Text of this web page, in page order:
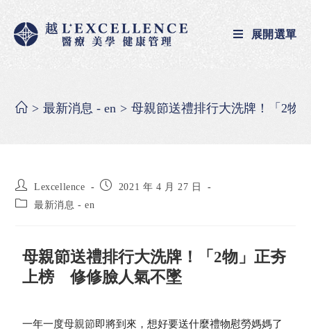
展開選單
> 最新消息 - en > 母親節送禮排行大洗牌！「2物
Lexcellence
2021 年 4 月 27 日
最新消息 - en
母親節送禮排行大洗牌！「2物」正夯
上榜 修修臉人氣不墜
一年一度母親節即將到來，想好要送什麼禮物慰勞媽媽了